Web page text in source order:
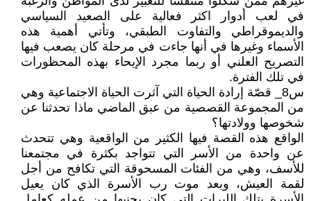
في لعب أدوار اكثر فعالية على الصعيد السياسي
والديموقراطي والتفاوت الطبقي، وتأتي أهمية هذه
الأسماء وغيرها في أنها جاءت في مرحلة كان يصعب فيها
التصريح العلني أو ربما مجرد الإيحاء بهذه المحظورات
في تلك الفترة.
س8_ قصّة إرادة الحياة التي آثرت الحياة الاجتماعية وهي
من المجموعة القصصية من عبق الماضي ماذا تحدثنا عن
شخوصها وولادتها؟
الواقع هذه القصة فيها الكثير من الواقعية وهي تتحدث
عن واحدة من الأسر التي تتواجد بكثرة في مجتمعنا
للأسف، وهي من الفئات المسحوقة التي تكافح من أجل
لقمة العيش، وبعد موت رب الأسرة الذي كان يعيل